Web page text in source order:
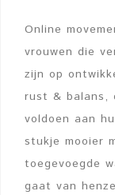
Online
vrouwen die
zijn op
rust & balans,
voldoen aan
stukje mooier
toegevoegde
gaat van